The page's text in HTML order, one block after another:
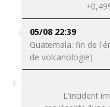
05/08 22:39
Guatemala: fin de
de volcanologie)
L'incident